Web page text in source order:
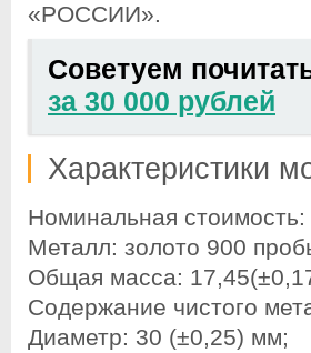
«РОССИИ».
Советуем
за 30 000 рублей
Характеристики
Номинальная
Металл: золото 900
Общая масса:
Содержание чистого
Диаметр: 30 (±0,25) мм;